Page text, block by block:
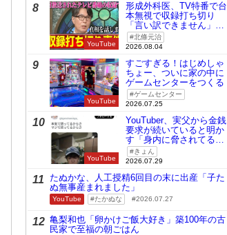
8
YouTube
形成外科医、TV特番で台
本無視で収録打ち切り
「言い訳できません」と
謝罪北條元治
2026.08.04
9
YouTube
すごすぎる！はじめしゃ
ちょー、ついに家の中に
ゲームセンターをつくる
ゲームセンター
2026.07.25
10
YouTube
YouTuber、実父から金銭
要求が続いていると明か
す「身内に脅されてる
の」きょん
2026.07.29
11
たぬかな、人工授精6回目の末に出産「子た
ぬ無事産まれました」
YouTube たかぬな 2026.07.27
12 亀梨和也「卵かけご飯大好き」築100年の古
民家で至福の朝ごはん